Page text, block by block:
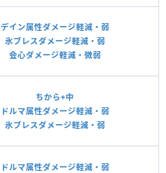
デイン属性ダメージ軽減・弱
氷ブレスダメージ軽減・弱
会心ダメージ軽減・微弱
ちから+中
ドルマ属性ダメージ軽減・弱
氷ブレスダメージ軽減・弱
ドルマ属性ダメージ軽減・弱